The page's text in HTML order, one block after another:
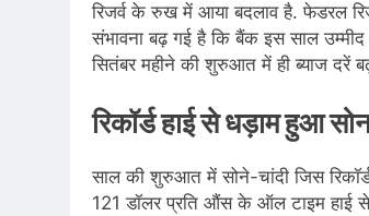
रिजर्व के रुख में आया बदलाव है. फेडरल
संभावना बढ़ गई है कि बैंक इस साल उम्मीद
सितंबर महीने की शुरुआत में ही ब्याज दरें
रिकॉर्ड हाई से धड़ाम हुआ
साल की शुरुआत में सोने-चांदी ज‍िस
121 डॉलर प्रति औंस के ऑल टाइम हाई से